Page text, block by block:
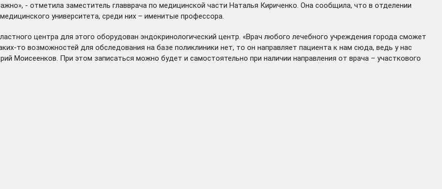
- отметила заместитель главврача по медицинской части Наталья Кириченко. Она сообщила, что в отделении
университета, среди них – именитые профессора.
центра для этого оборудован эндокринологический центр. «Врач любого лечебного учреждения города сможет
то возможностей для обследования на базе поликлиники нет, то он направляет пациента к нам сюда, ведь у нас
Моисеенков. При этом записаться можно будет и самостоятельно при наличии направления от врача – участкового